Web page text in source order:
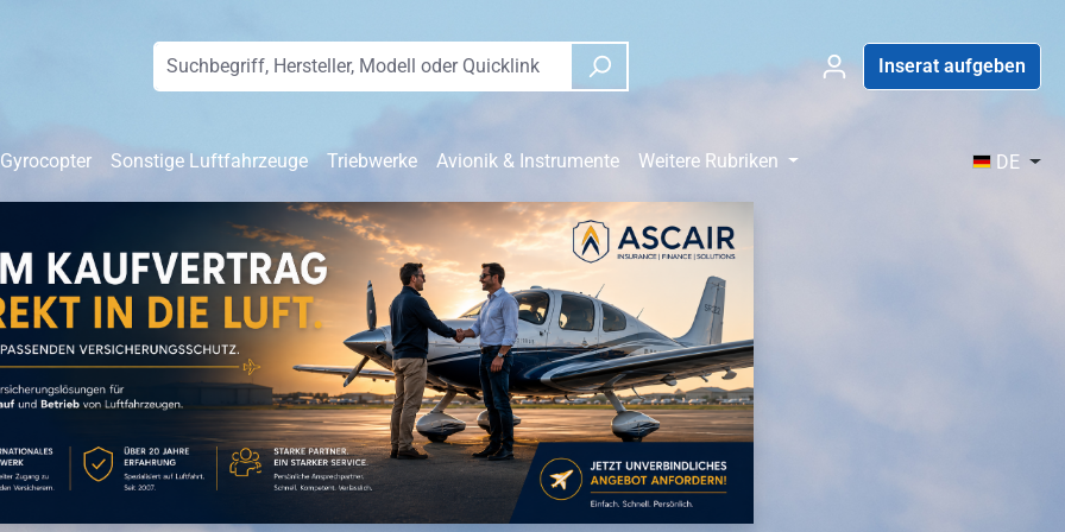
Inserat aufgeben
Sonstige Luftfahrzeuge Triebwerke Avionik & Instrumente Weitere Rubriken DE